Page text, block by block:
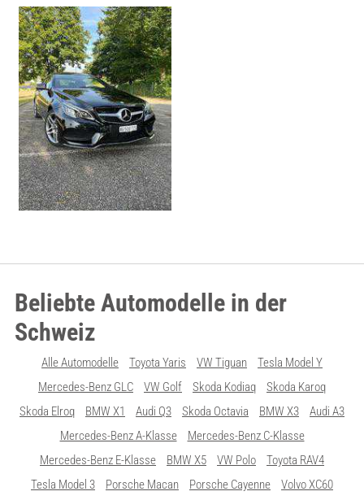
Beliebte Automodelle in der
Schweiz
Alle Automodelle Toyota Yaris VW Tiguan
Tesla Model Y
Mercedes-Benz GLC
VW Golf Skoda Kodiaq
Skoda Karoq
Skoda Elroq
BMW X1 Audi Q3 Skoda Octavia BMW X3
Audi A3
Mercedes-Benz A-Klasse
Mercedes-Benz C-Klasse
Mercedes-Benz E-Klasse
BMW X5 VW Polo
Toyota RAV4
Tesla Model 3
Porsche Macan Porsche Cayenne Volvo XC60